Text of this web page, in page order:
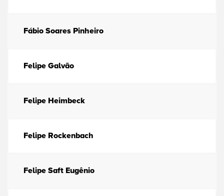
Fábio Soares Pinheiro
Felipe Galvão
Felipe Heimbeck
Felipe Rockenbach
Felipe Saft Eugênio